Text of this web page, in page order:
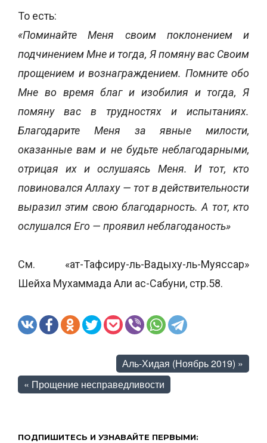
То есть:
«Поминайте Меня своим поклонением и
подчинением Мне и тогда, Я помяну вас Своим
прощением и вознаграждением. Помните обо
Мне во время благ и изобилия и тогда, Я
помяну вас в трудностях и испытаниях.
Благодарите Меня за явные милости,
оказанные вам и не будьте неблагодарными,
отрицая их и ослушаясь Меня. И тот, кто
повиновался Аллаху — тот в действительности
выразил этим свою благодарность. А тот, кто
ослушался Его — проявил неблагоданость»
См. «ат-Тафсиру-ль-Вадыху-ль-Муяссар»
Шейха Мухаммада Али ас-Сабуни, стр.58.
Аль-Хидая (Ноябрь 2019) »
« Прощение несправедливости
ПОДПИШИТЕСЬ И УЗНАВАЙТЕ ПЕРВЫМИ: